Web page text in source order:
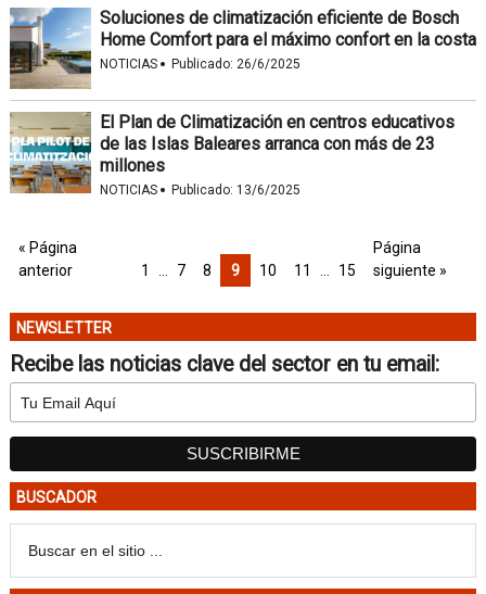
Soluciones de climatización eficiente de Bosch
Home Comfort para el máximo confort en la costa
NOTICIAS · Publicado: 26/6/2025
El Plan de Climatización en centros educativos
de las Islas Baleares arranca con más de 23
millones
NOTICIAS · Publicado: 13/6/2025
« Página
anterior
1 7 8 9 10 11 15
Página
siguiente »
NEWSLETTER
Recibe las noticias clave del sector en tu email:
BUSCADOR